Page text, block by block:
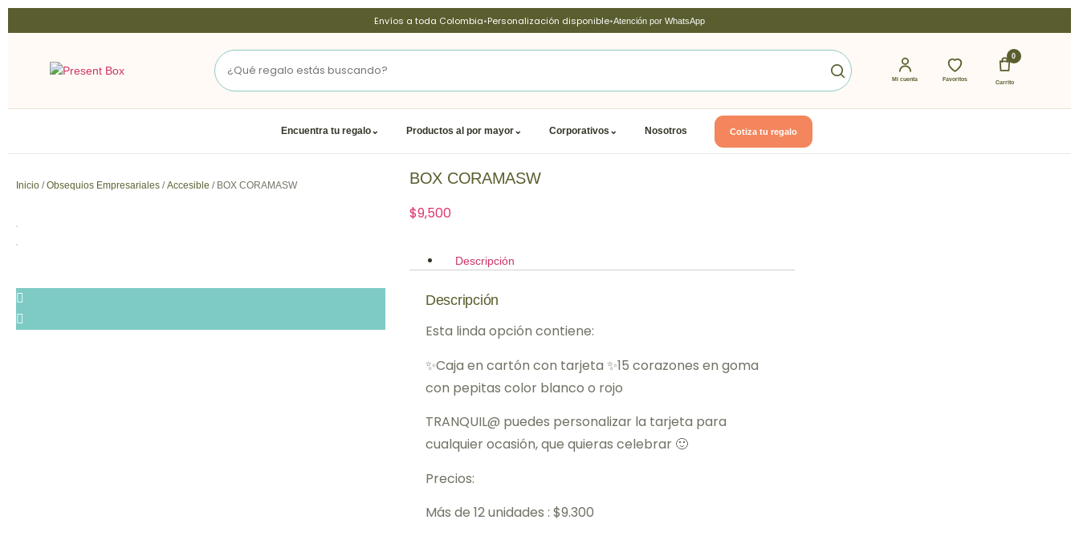
Envíos a toda Colombia•Personalización disponible•Atención por WhatsApp
Mi cuenta Favoritos
0
Carrito
Encuentra tu regalo⌄ Productos al por mayor⌄ Corporativos ⌄ Nosotros Cotiza tu regalo
Inicio /Obsequios Empresariales /Accesible / BOX CORAMASW BOX CORAMASW
$9,500
Descripción
Descripción
Esta linda opción contiene:
✨Caja en cartón con tarjeta ✨15 corazones en goma
con pepitas color blanco o rojo
TRANQUIL@ puedes personalizar la tarjeta para
cualquier ocasión, que quieras celebrar 🙂
Precios:
Más de 12 unidades : $9.300